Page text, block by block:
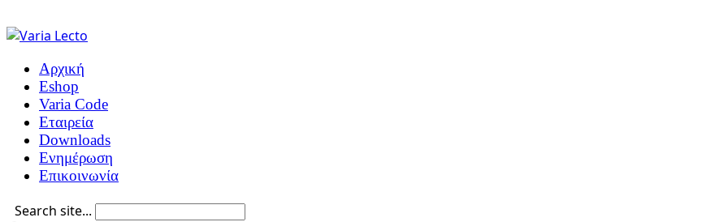
Αρχική
Eshop
Varia Code
Εταιρεία
Downloads
Ενημέρωση
Επικοινωνία
Search site...